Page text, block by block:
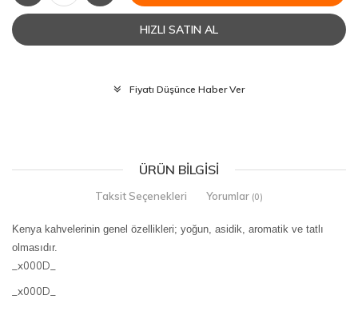
HIZLI SATIN AL
Fiyatı Düşünce Haber Ver
ÜRÜN BILGISI
Taksit Seçenekleri Yorumlar (0)
Kenya kahvelerinin genel özellikleri; yoğun, asidik, aromatik ve tatlı
olmasıdır.
_x000D_
_x000D_